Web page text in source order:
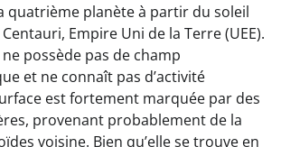
quatrième planète à partir du soleil
Empire Uni de la Terre (UEE).
possède pas de champ
et ne connaît pas d’activité
est fortement marquée par des
provenant probablement de la
voisine. Bien qu’elle se trouve en